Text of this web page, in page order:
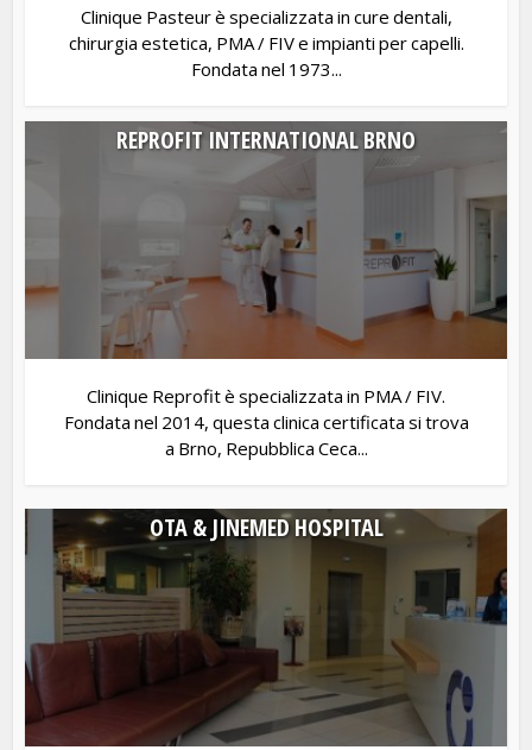
Clinique Pasteur è specializzata in cure dentali,
chirurgia estetica, PMA / FIV e impianti per capelli.
Fondata nel 1973...
REPROFIT INTERNATIONAL BRNO
Clinique Reprofit è specializzata in PMA / FIV.
Fondata nel 2014, questa clinica certificata si trova
a Brno, Repubblica Ceca...
OTA & JINEMED HOSPITAL